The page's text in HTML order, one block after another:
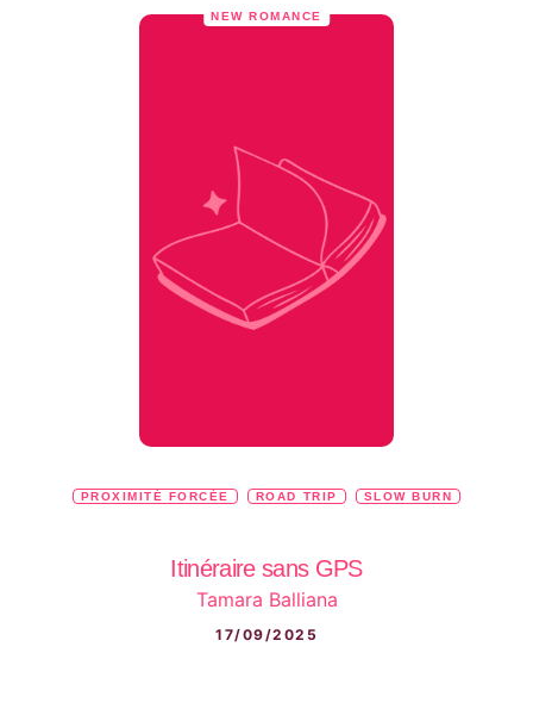
NEW ROMANCE
PROXIMITÉ FORCÉE ROAD TRIP SLOW BURN
Itinéraire sans GPS
Tamara Balliana
17/09/2025